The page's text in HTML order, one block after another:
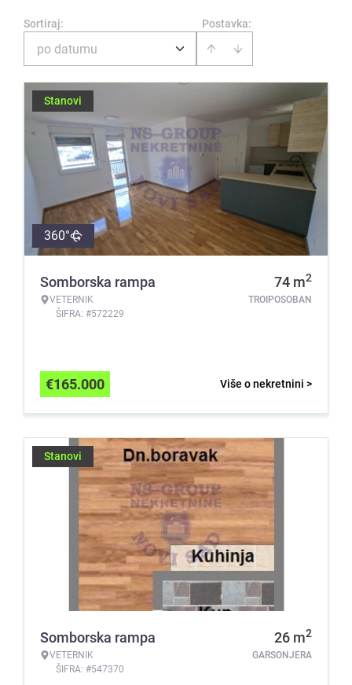
Postavka:
Sortiraj:
po datumu
Stanovi
360°
Somborska rampa
VETERNIK
ŠIFRA: #572229
74 m2
TROIPOSOBAN
Više o nekretnini >
€165.000
Stanovi
Somborska rampa
VETERNIK
ŠIFRA: #547370
26 m2
GARSONJERA